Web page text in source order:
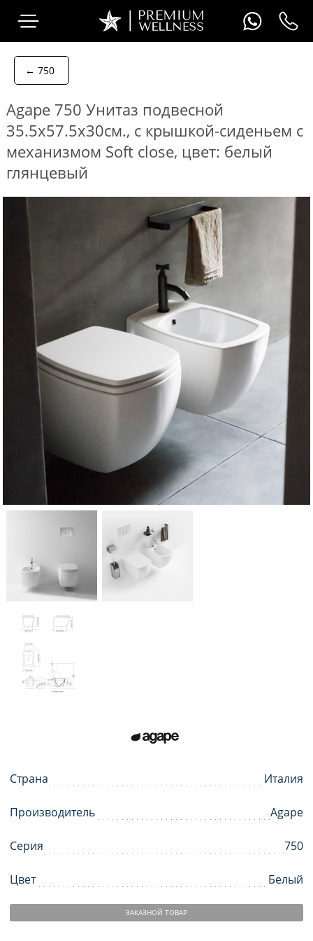
← 750
Agape 750 Унитаз подвесной
35.5х57.5х30см., с крышкой-сиденьем с
механизмом Soft close, цвет: белый
глянцевый
Страна Италия
Производитель Agape
Серия 750
Цвет Белый
ЗАКАЗНОЙ ТОВАР